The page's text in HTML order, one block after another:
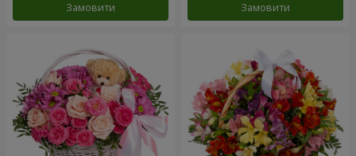
Замовити Замовити